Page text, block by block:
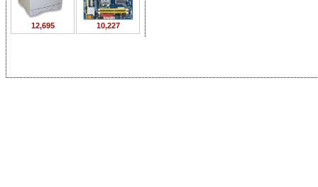
12,695 10,227